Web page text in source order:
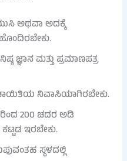
ಅಥವಾ ಅದಕ್ಕೆ
ಜ್ಞಾನ ಮತ್ತು ಪ್ರಮಾಣಪತ್ರ
ನಿವಾಸಿಯಾಗಿರಬೇಕು.
ರಿಂದ 200 ಚದರ ಅಡಿ
ಇರಬೇಕು.
ಸ್ಥಳದಲ್ಲಿ